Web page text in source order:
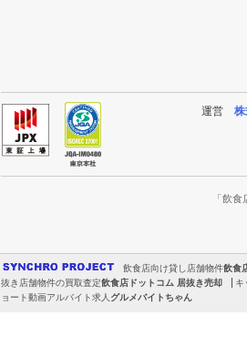
運営
「飲
飲食店向け貸し店舗物件飲食
抜き店舗物件の買取査定飲食店ドットコム 居抜き売却 キ
ョート動画アルバイト求人 グルメバイトちゃん